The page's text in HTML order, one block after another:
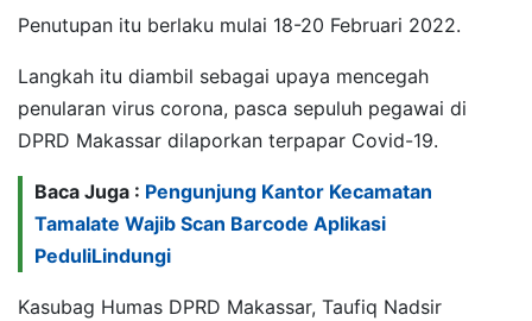
Penutupan itu berlaku mulai 18-20 Februari 2022.
Langkah itu diambil sebagai upaya mencegah
penularan virus corona, pasca sepuluh pegawai di
DPRD Makassar dilaporkan terpapar Covid-19.
Baca Juga : Pengunjung Kantor Kecamatan
Tamalate Wajib Scan Barcode Aplikasi
PeduliLindungi
Kasubag Humas DPRD Makassar, Taufiq Nadsir